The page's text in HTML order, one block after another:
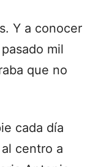
Y a conocer
mil
que no
cada día
centro a